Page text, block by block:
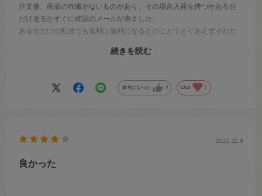
注文後、商品の在庫がないものがあり、その場合入荷を待つかある分
だけ送るかすぐに確認のメールが来ました。
ある分だけの配送でも送料は無料になるとのことでとりあえずそれだ
当日すぐに連絡していただき配送もスムーズで安心して注文すること
今後も利用させていただきたいと思います。
続きを読む
参考になった 0 Like! 1
2022.11.8
良かった